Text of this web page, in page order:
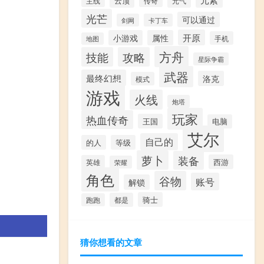
光芒 剑网 卡丁车 可以通过
地图 小游戏 属性 开原 手机
技能 攻略 方舟 星际争霸
最终幻想 模式 武器 洛克
游戏 火线 炮塔
热血传奇 王国 玩家 电脑
的人 等级 自己的 艾尔
英雄 荣耀 萝卜 装备 西游
角色 解锁 谷物 账号
跑跑 都是 骑士
猜你想看的文章